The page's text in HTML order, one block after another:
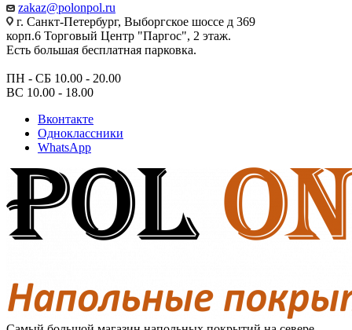
zakaz@polonpol.ru
г. Санкт-Петербург, Выборгское шоссе д 369
корп.6 Торговый Центр "Паргос", 2 этаж.
Есть большая бесплатная парковка.
ПН - СБ 10.00 - 20.00
ВС 10.00 - 18.00
Вконтакте
Одноклассники
WhatsApp